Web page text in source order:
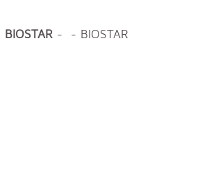
BIOSTAR - - BIOSTAR